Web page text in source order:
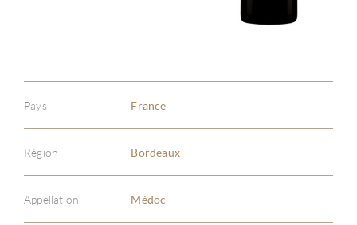
Pays France
Région Bordeaux
Appellation Médoc